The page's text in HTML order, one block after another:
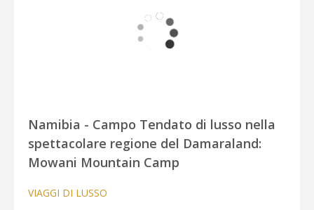
Namibia - Campo Tendato di lusso nella
spettacolare regione del Damaraland:
Mowani Mountain Camp
VIAGGI DI LUSSO